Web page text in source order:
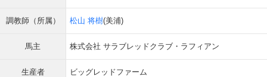
調教師（所属） 松山 将樹(美浦)
馬主 株式会社 サラブレッドクラブ・ラフィアン
生産者 ビッグレッドファーム